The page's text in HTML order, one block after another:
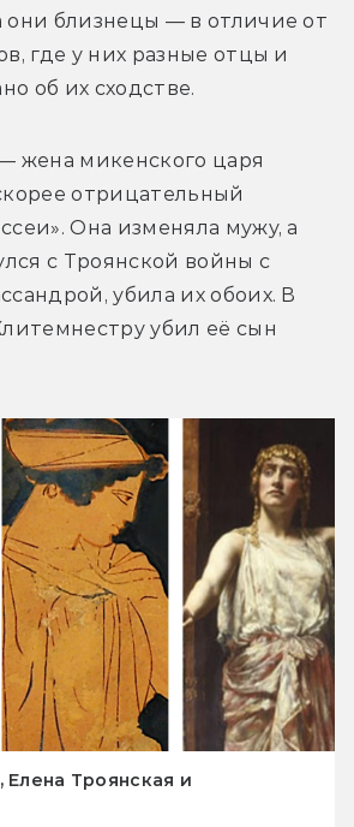
близнецы — в отличие от
где у них разные отцы и
об их сходстве.
жена микенского царя
отрицательный
Она изменяла мужу, а
с Троянской войны с
убила их обоих. В
убил её сын
Елена Троянская и